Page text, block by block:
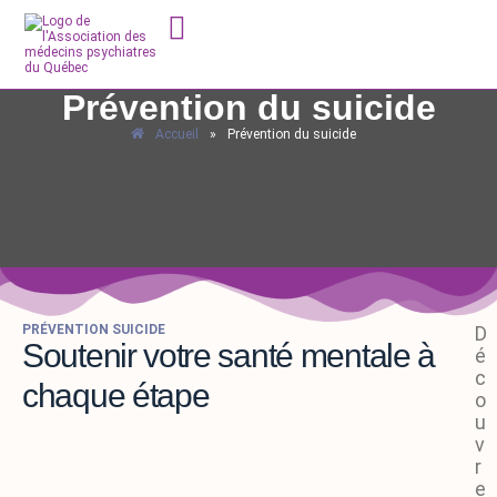
Prévention du suicide
Accueil » Prévention du suicide
PRÉVENTION SUICIDE
Soutenir votre santé mentale à
chaque étape
D
é
c
o
u
v
r
e